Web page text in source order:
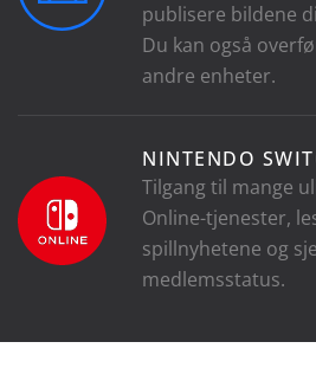
publisere bildene
Du kan også
andre enheter.
NINTENDO
Tilgang til mange
Online-tjenester,
spillnyhetene og
medlemsstatus.